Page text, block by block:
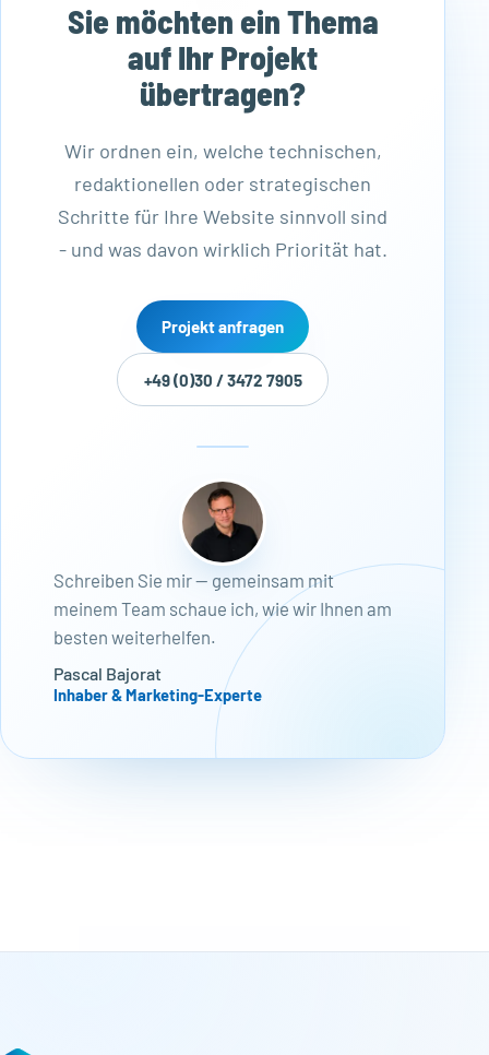
Sie möchten ein Thema
auf Ihr Projekt
übertragen?
Wir ordnen ein, welche technischen,
redaktionellen oder strategischen
Schritte für Ihre Website sinnvoll sind
- und was davon wirklich Priorität hat.
Projekt anfragen
+49 (0)30 / 3472 7905
Schreiben Sie mir — gemeinsam mit
meinem Team schaue ich, wie wir Ihnen am
besten weiterhelfen.
Pascal Bajorat
Inhaber & Marketing-Experte